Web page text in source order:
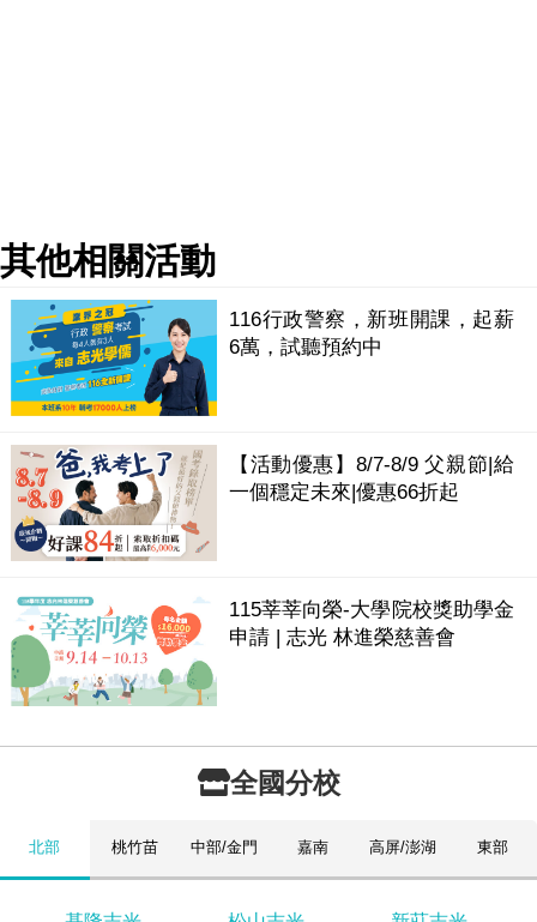
其他相關活動
116行政警察，新班開課，起薪
6萬，試聽預約中
【活動優惠】8/7-8/9 父親節|給
一個穩定未來|優惠66折起
115莘莘向榮-大學院校獎助學金
申請 | 志光 林進榮慈善會
全國分校
北部 桃竹苗 中部/金門 嘉南 高屏/澎湖 東部